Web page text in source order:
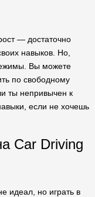
— достаточно
навыков. Но,
Вы можете
по свободному
ты непривычен к
если не хочешь
Car Driving
идеал, но играть в